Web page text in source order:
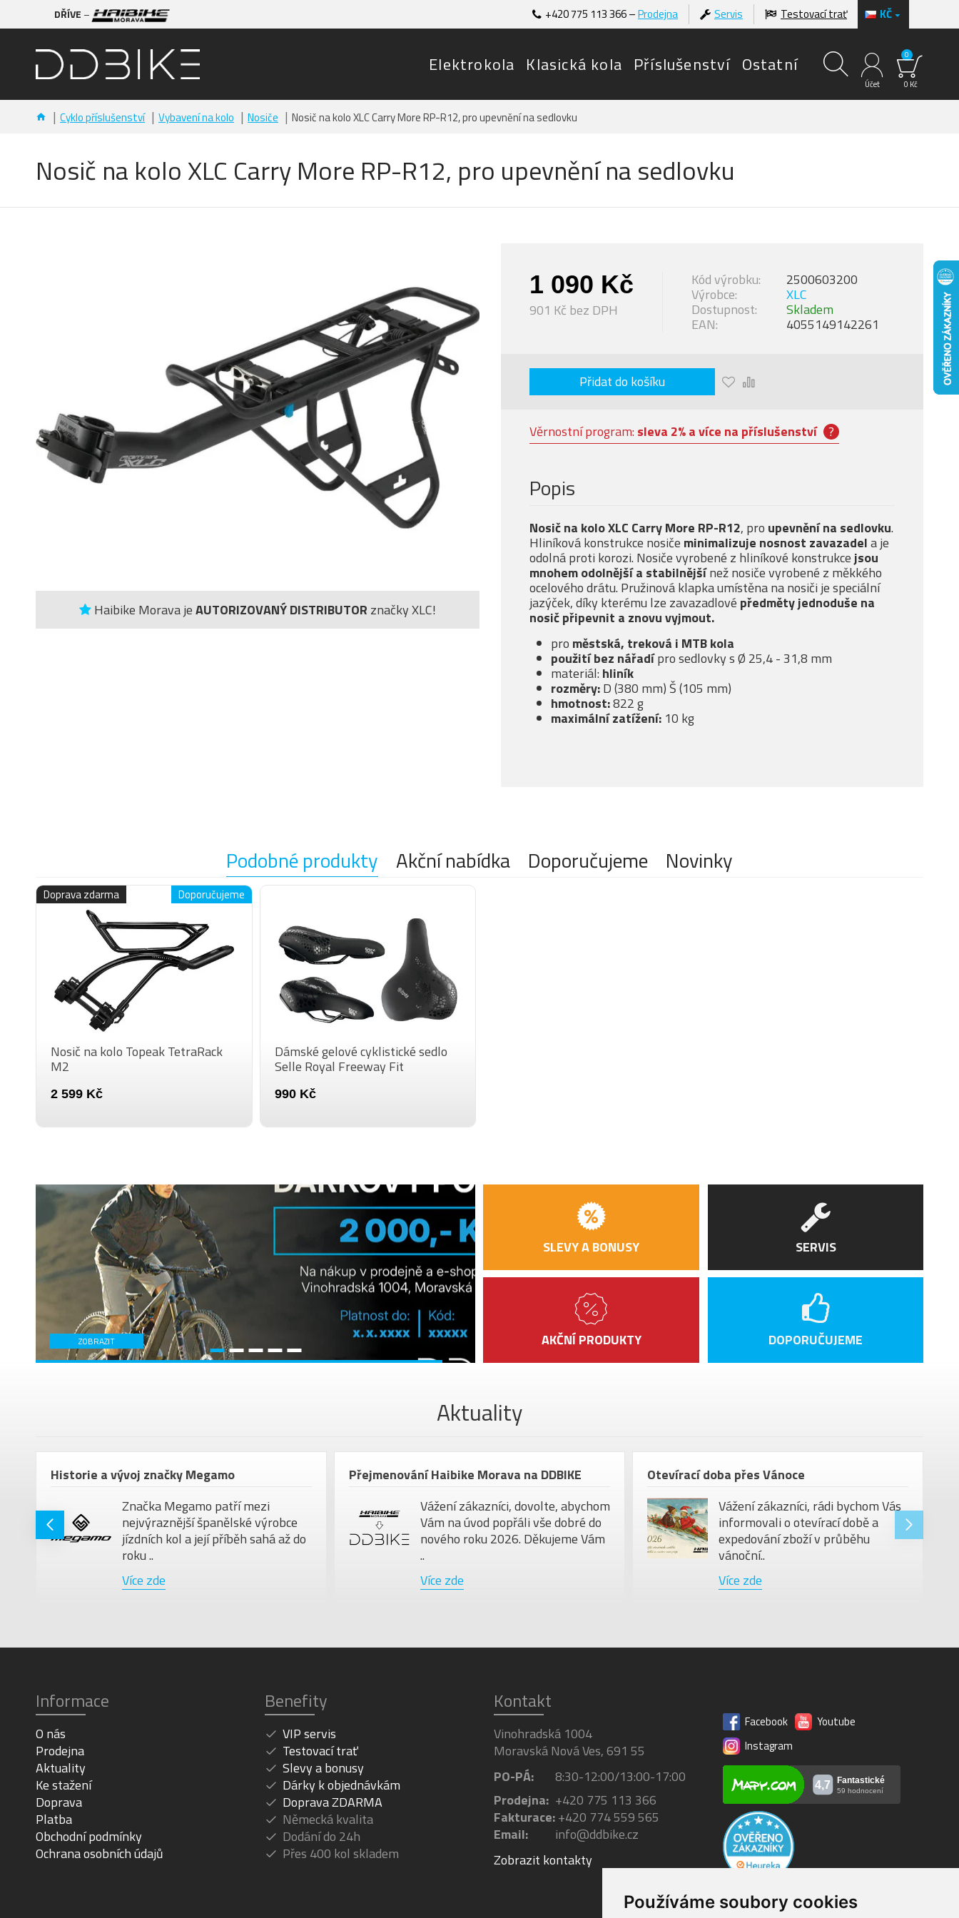
Používáme soubory cookies
DŘÍVE – KČ
+420 775 113 366 –Prodejna Servis Testovací trať
Elektrokola Klasická kola Příslušenství Ostatní
Účet 0 Kč
0
Cyklo příslušenství Vybavení na kolo Nosiče Nosič na kolo XLC Carry More RP-R12, pro upevnění na sedlovku
Nosič na kolo XLC Carry More RP-R12, pro upevnění na sedlovku
Haibike Morava jeAUTORIZOVANÝ DISTRIBUTOR značky XLC!
1 090 Kč
901 Kč bez DPH Dostupnost: Skladem
Výrobce: XLC
Kód výrobku: 2500603200
EAN: 4055149142261
Přidat do košíku
Věrnostní program: sleva 2% a více na příslušenství ?
Popis
Nosič na kolo XLC Carry More RP-R12, pro upevnění na sedlovku.
Hliníková konstrukce nosiče minimalizuje nosnost zavazadela je
odolná proti korozi. Nosiče vyrobené z hliníkové konstrukcejsou
mnohem odolnějšía stabilnějšínež nosiče vyrobené z měkkého
ocelového drátu. Pružinová klapka umístěna na nosiči je speciální
jazýček, díky kterému lze zavazadlové předměty jednoduše na
nosič připevnit a znovu vyjmout.
pro městská, treková i MTB kola
použití bez nářadípro sedlovky s Ø 25,4 - 31,8 mm
materiál: hliník
rozměry:D (380 mm) Š (105 mm)
hmotnost:822 g
maximální zatížení: 10 kg
Podobné produkty Akční nabídka Doporučujeme Novinky
Doprava zdarma Doporučujeme
Nosič na kolo Topeak TetraRack
M2
2 599 Kč
Dámské gelové cyklistické sedlo
Selle Royal Freeway Fit
990 Kč
SLEVY A BONUSY
AKČNÍ PRODUKTY
SERVIS
DOPORUČUJEME
Aktuality
Historie a vývoj značky Megamo
Značka Megamo patří mezi
nejvýraznější španělské výrobce
jízdních kol a její příběh sahá až do
roku ..
Více zde
Přejmenování Haibike Morava na DDBIKE
Vážení zákazníci, dovolte, abychom
Vám na úvod popřáli vše dobré do
nového roku 2026. Děkujeme Vám
..
Více zde
Otevírací doba přes Vánoce
Vážení zákazníci, rádi bychom Vás
informovali o otevírací době a
expedování zboží v průběhu
vánoční..
Více zde
Informace
O nás
Prodejna
Aktuality
Ke stažení
Doprava
Platba
Obchodní podmínky
Ochrana osobních údajů
Benefity
VIP servis
Testovací trať
Slevy a bonusy
Dárky k objednávkám
Doprava ZDARMA
Německá kvalita
Dodání do 24h
Přes 400 kol skladem
Kontakt
Vinohradská 1004
Moravská Nová Ves, 691 55
PO-PÁ:
8:30-12:00/13:00-17:00
Prodejna: +420 775 113 366
Fakturace:+420 774 559 565
Email:
info@ddbike.cz
Zobrazit kontakty
Facebook
Youtube
Instagram